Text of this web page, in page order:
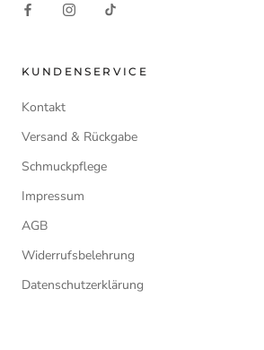
KUNDENSERVICE
Kontakt
Versand & Rückgabe
Schmuckpflege
Impressum
AGB
Widerrufsbelehrung
Datenschutzerklärung